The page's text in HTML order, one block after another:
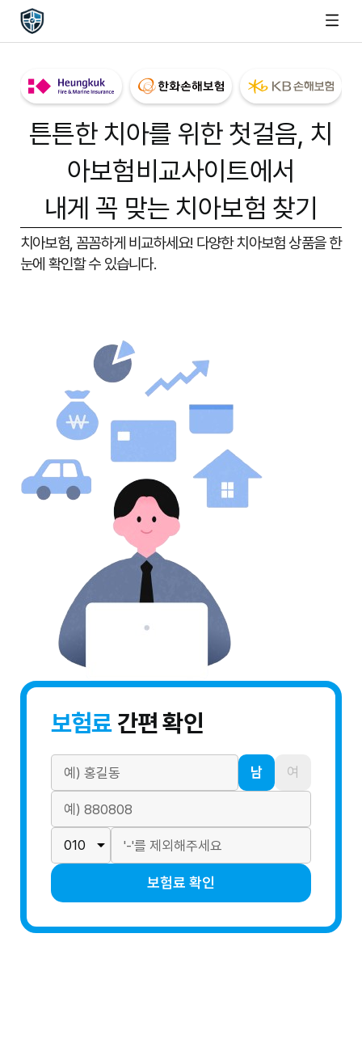
튼튼한 치아를 위한 첫걸음, 치
아보험비교사이트에서
내게 꼭 맞는 치아보험 찾기
치아보험, 꼼꼼하게 비교하세요! 다양한 치아보험 상품을 한
눈에 확인할 수 있습니다.
보험료간편 확인
남 여
보험료 확인